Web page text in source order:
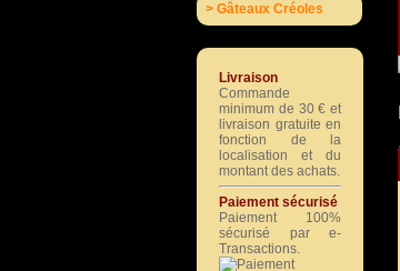
> Gâteaux Créoles
Livraison
Commande
minimum de 30 € et
livraison gratuite en
fonction de la
localisation et du
montant des achats.
Paiement sécurisé
Paiement 100%
sécurisé par e-
Transactions.